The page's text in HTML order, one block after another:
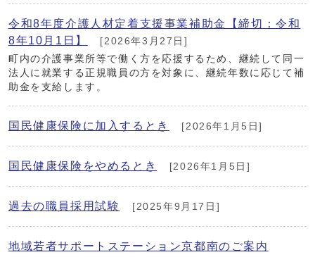
令和8年度介護人材定着支援事業補助金【締切：令和
8年10月1日】
[2026年3月27日]
町内の介護事業所等で働く方を応援するため、継続して同一
法人に就業する正規職員の方を対象に、継続年数に応じて補
助金を支給します。
国民健康保険に加入するとき [2026年1月5日]
国民健康保険をやめるとき [2026年1月5日]
過去の職員採用試験 [2025年9月17日]
地域若者サポートステーション京都南のご案内